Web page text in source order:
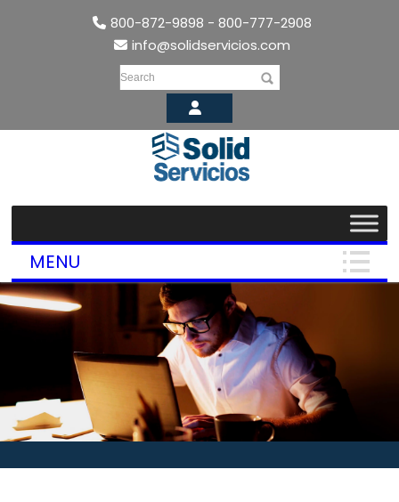
800-872-9898 - 800-777-2908
info@solidservicios.com
Search
MENU